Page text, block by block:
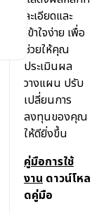
ละเอียดและ
เข้าใจง่าย เพื่อ
ช่วยให้คุณ
ประเมินผล
วางแผน ปรับ
เปลี่ยนการ
ลงทุนของคุณ
ให้ดียิ่งขึ้น
คู่มือการใช้
งาน ดาวน์โหล
ดคู่มือ